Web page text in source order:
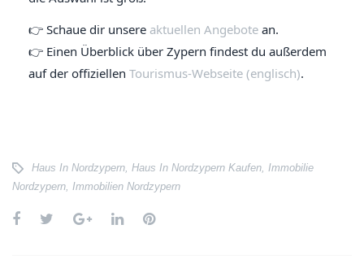
👉 Schaue dir unsere aktuellen Angebote an.
👉 Einen Überblick über Zypern findest du außerdem
auf der offiziellen Tourismus-Webseite (englisch).
Haus In Nordzypern, Haus In Nordzypern Kaufen, Immobilie
Nordzypern Immobilien Nordzypern